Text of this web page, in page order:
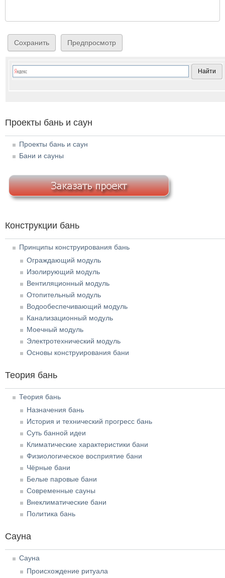
Проекты бань и саун
Проекты бань и саун
Бани и сауны
Конструкции бань
Принципы конструирования бань
Ограждающий модуль
Изолирующий модуль
Вентиляционный модуль
Отопительный модуль
Водообеспечивающий модуль
Канализационный модуль
Моечный модуль
Электротехнический модуль
Основы конструирования бани
Теория бань
Теория бань
Назначения бань
История и технический прогресс бань
Суть банной идеи
Климатические характеристики бани
Физиологическое восприятие бани
Чёрные бани
Белые паровые бани
Современные сауны
Внеклиматические бани
Политика бань
Сауна
Сауна
Происхождение ритуала